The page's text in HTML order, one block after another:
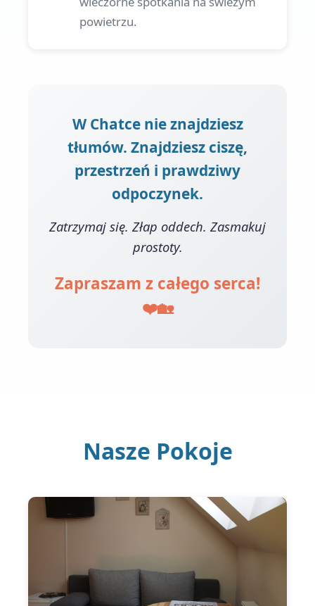
powietrzu.
W Chatce nie znajdziesz
tłumów. Znajdziesz ciszę,
przestrzeń i prawdziwy
odpoczynek.
Zatrzymaj się. Złap oddech. Zasmakuj
prostoty.
Zapraszam z całego serca!
❤️🏡
Nasze Pokoje